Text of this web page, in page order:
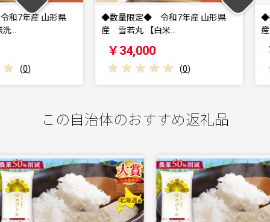
山形県
◆数量限定◆ 令和7年産 山形県
産 雪若丸 【白米…
￥34,000
0)
◆数量限
産 雪若
￥
この自治体のおすすめ返礼品